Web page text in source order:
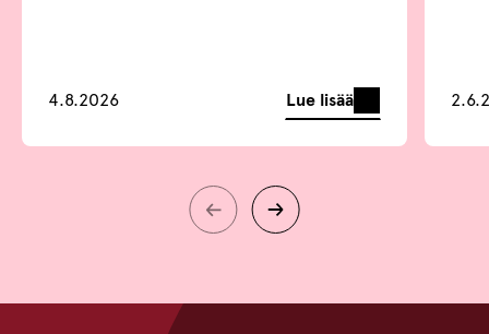
4.8.2026 Lue lisää